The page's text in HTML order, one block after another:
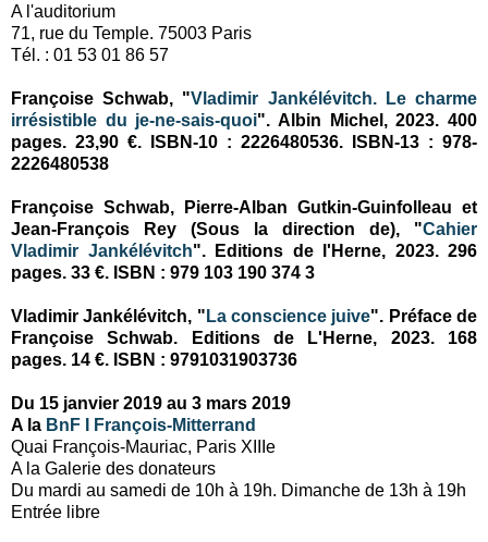
A l'auditorium
71, rue du Temple. 75003 Paris
Tél. : 01 53 01 86 57
Françoise Schwab, "Vladimir Jankélévitch. Le charme
irrésistible du je-ne-sais-quoi". Albin Michel, 2023. 400
pages. 23,90 €. ISBN-10 : 2226480536. ISBN-13 : ‎978-
2226480538
Françoise Schwab, Pierre-Alban Gutkin-Guinfolleau et
Jean-François Rey (Sous la direction de), "Cahier
Vladimir Jankélévitch". Editions de l'Herne, 2023. 296
pages. 33 €. ISBN : 979 103 190 374 3
Vladimir Jankélévitch, " La conscience juive". Préface de
Françoise Schwab. Editions de L'Herne, 2023. 168
pages. 14 €. ISBN : 9791031903736
Du 15 janvier 2019 au 3 mars 2019
A la BnF I François-Mitterrand
Quai François-Mauriac, Paris XIIIe
A la Galerie des donateurs
Du mardi au samedi de 10h à 19h. Dimanche de 13h à 19h
Entrée libre